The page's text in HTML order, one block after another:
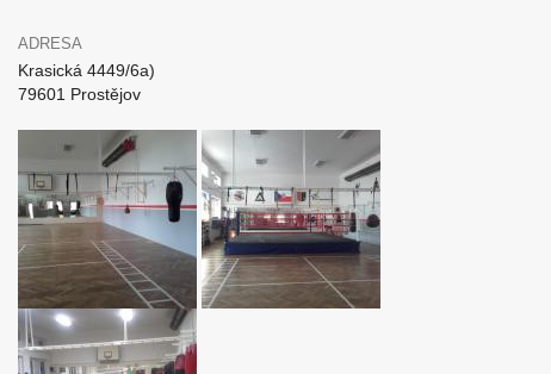
ADRESA
Krasická 4449/6a)
79601 Prostějov